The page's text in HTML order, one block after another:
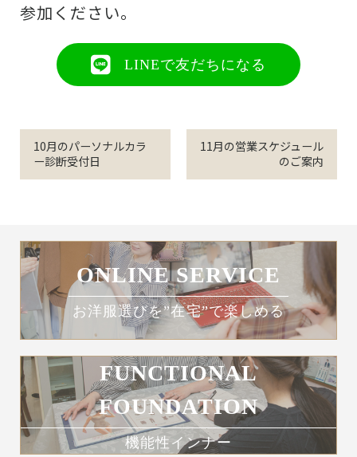
参加ください。
LINEで友だちになる
10月のパーソナルカラ
ー診断受付日
11月の営業スケジュール
のご案内
ONLINE SERVICE
お洋服選びを”在宅”で楽しめる
FUNCTIONAL
FOUNDATION
機能性インナー